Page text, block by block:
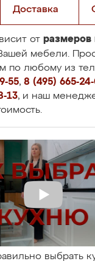
Доставка
от размеров
мебели.
по любому из
55, 8 (495) 665-
13, и наш
выбрать